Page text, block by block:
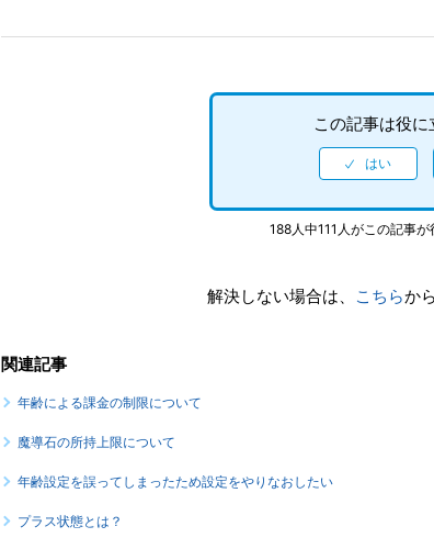
この記事は役に
188人中111人がこの記事
解決しない場合は、 こちらか
関連記事
年齢による課金の制限について
魔導石の所持上限について
年齢設定を誤ってしまったため設定をやりなおしたい
プラス状態とは？